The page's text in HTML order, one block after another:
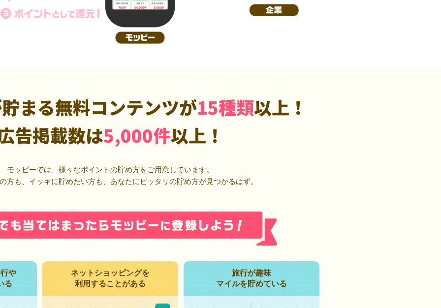
まる無料コンテンツが15種類以上！
告掲載数は5,000件以上！
モッピーでは、様々なポイントの貯め方をご用意しています。
方も、イッキに貯めたい方も、あなたにピッタリの貯め方が見つかるはず。
や
る
ネットショッピングを
利用することがある
旅行が趣味
マイルを貯めている